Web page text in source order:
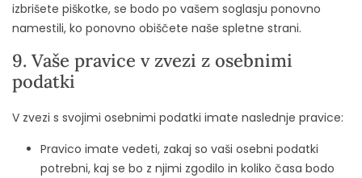
izbrišete piškotke, se bodo po vašem soglasju ponovno
namestili, ko ponovno obiščete naše spletne strani.
9. Vaše pravice v zvezi z osebnimi
podatki
V zvezi s svojimi osebnimi podatki imate naslednje pravice:
Pravico imate vedeti, zakaj so vaši osebni podatki
potrebni, kaj se bo z njimi zgodilo in koliko časa bodo